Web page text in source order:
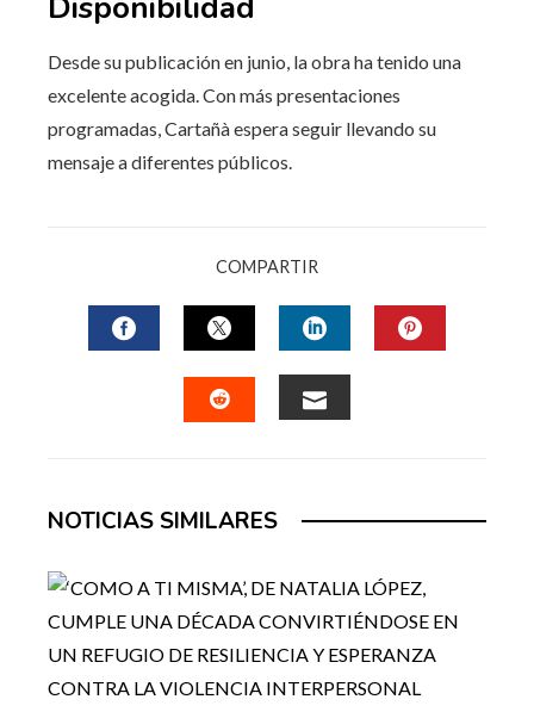
Desde su publicación en junio, la obra ha tenido una
excelente acogida. Con más presentaciones
programadas, Cartañà espera seguir llevando su
mensaje a diferentes públicos.
COMPARTIR
FACEBOOKTWITTERLINKEDIN
NOTICIAS SIMILARES